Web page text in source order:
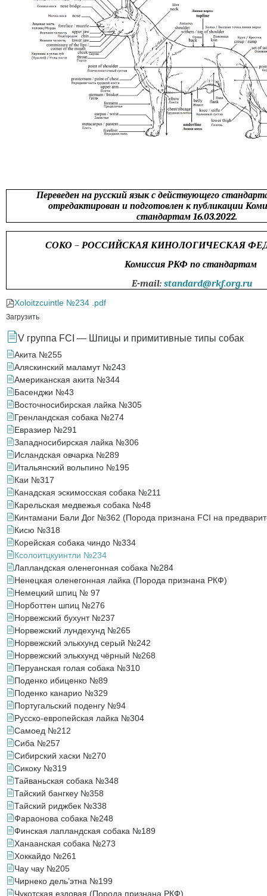
Переведен на русский язык с действующего
отредактирован и подготовлен к публикации
стандартам16.03.2022.
СОКО – РОССИЙСКАЯ КИНОЛОГИЧЕСКАЯ
Комиссия РКФ по стандартам
E-mail: standard@rkf.org.ru
Xoloitzcuintle №234 .pdf
Загрузить
V группа FCI — Шпицы и примитивные типы собак
Акита №255
Аляскинский маламут №243
Американская акита №344
Басенджи №43
Восточносибирская лайка №305
Гренландская собака №274
Евразиер №291
Западносибирская лайка №306
Исландская овчарка №289
Итальянский вольпино №195
Каи №317
Канадская эскимосская собака №211
Карельская медвежья собака №48
Кинтамани Бали Дог №362 (Порода признана FCI на
Кисю №318
Корейская собака чиндо №334
Ксолоитцкуинтли №234
Лапландская оленегонная собака №284
Ненецкая оленегонная лайка (Порода признана РКФ)
Немецкий шпиц № 97
Норботтен шпиц №276
Норвежский бухунт №237
Норвежский лундехунд №265
Норвежский элькхунд серый №242
Норвежский элькхунд чёрный №268
Перуанская голая собака №310
Поденко ибиценко №89
Поденко канарио №329
Португальский поденгу №94
Русско-европейская лайка №304
Самоед №212
Сиба №257
Сибирский хаски №270
Сикоку №319
Тайваньская собака №348
Тайский бангкеу №358
Тайский риджбек №338
Фараонова собака №248
Финская лапландская собака №189
Ханаанская собака №273
Хоккайдо №261
Чау чау №205
Чирнеко дель’этна №199
Чукотская ездовая (Порода признана РКФ)